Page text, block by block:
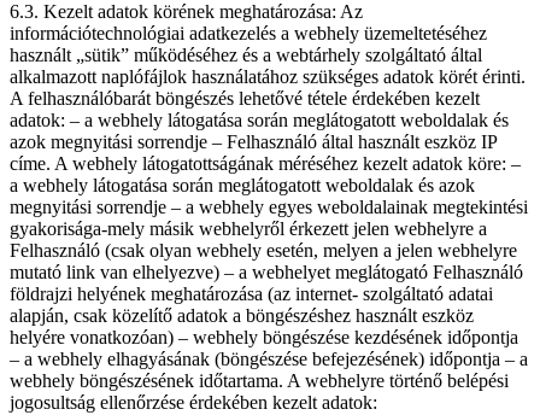
6.3. Kezelt adatok körének meghatározása: Az
információtechnológiai adatkezelés a webhely üzemeltetéséhez
használt „sütik” működéséhez és a webtárhely szolgáltató által
alkalmazott naplófájlok használatához szükséges adatok körét érinti.
A felhasználóbarát böngészés lehetővé tétele érdekében kezelt
adatok: – a webhely látogatása során meglátogatott weboldalak és
azok megnyitási sorrendje – Felhasználó által használt eszköz IP
címe. A webhely látogatottságának méréséhez kezelt adatok köre: –
a webhely látogatása során meglátogatott weboldalak és azok
megnyitási sorrendje – a webhely egyes weboldalainak megtekintési
gyakorisága-mely másik webhelyről érkezett jelen webhelyre a
Felhasználó (csak olyan webhely esetén, melyen a jelen webhelyre
mutató link van elhelyezve) – a webhelyet meglátogató Felhasználó
földrajzi helyének meghatározása (az internet- szolgáltató adatai
alapján, csak közelítő adatok a böngészéshez használt eszköz
helyére vonatkozóan) – webhely böngészése kezdésének időpontja
– a webhely elhagyásának (böngészése befejezésének) időpontja – a
webhely böngészésének időtartama. A webhelyre történő belépési
jogosultság ellenőrzése érdekében kezelt adatok: